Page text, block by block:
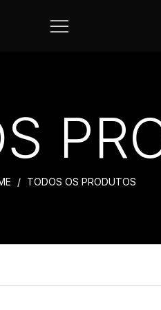
TODOS OS PRODUTOS